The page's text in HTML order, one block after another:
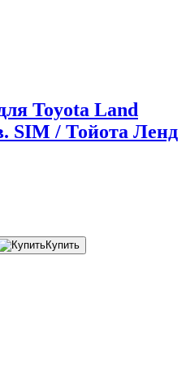
Toyota Land
SIM / Тойота Ленд
Купить